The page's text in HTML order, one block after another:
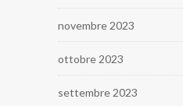
novembre 2023
ottobre 2023
settembre 2023